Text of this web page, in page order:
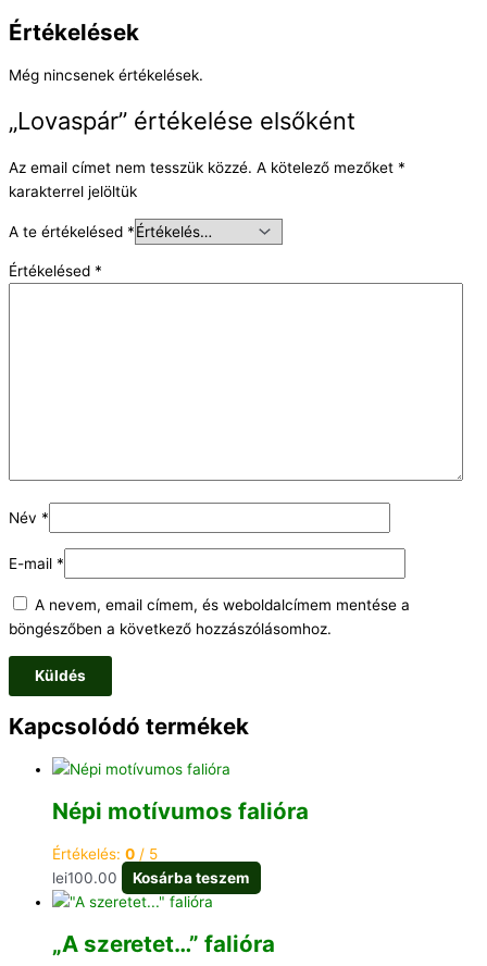
Értékelések
Még nincsenek értékelések.
„Lovaspár” értékelése elsőként
Az email címet nem tesszük közzé. A kötelező mezőket *
karakterrel jelöltük
A te értékelésed *
Értékelésed *
Név *
E-mail *
A nevem, email címem, és weboldalcímem mentése a
böngészőben a következő hozzászólásomhoz.
Kapcsolódó termékek
Népi motívumos falióra
Értékelés: 0 / 5
lei100.00 Kosárba teszem
„A szeretet…” falióra